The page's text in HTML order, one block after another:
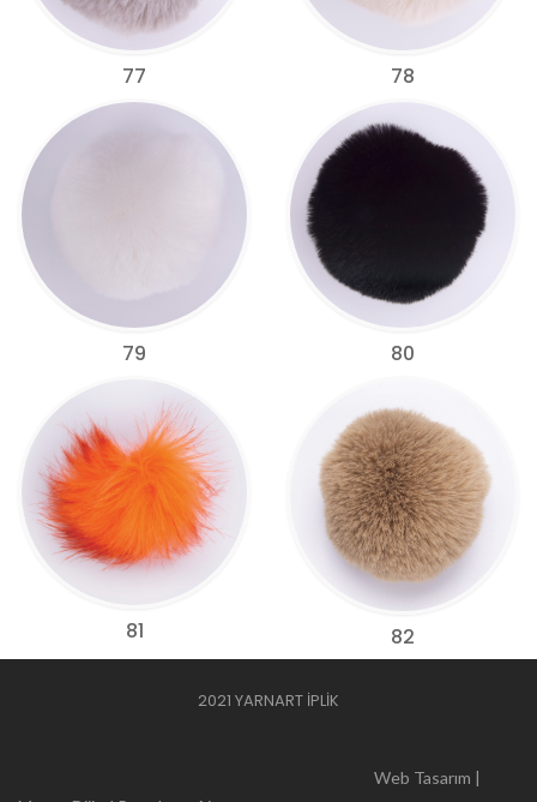
77 78
79 80
81 82
2021 YARNART İPLİK
Web Tasarım |